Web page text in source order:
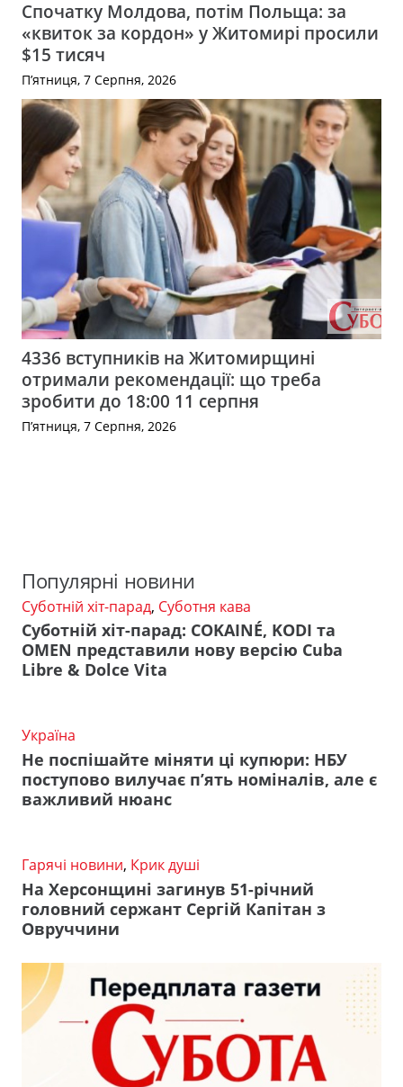
Спочатку Молдова, потім Польща: за
«квиток за кордон» у Житомирі просили
$15 тисяч
П’ятниця, 7 Серпня, 2026
4336 вступників на Житомирщині
отримали рекомендації: що треба
зробити до 18:00 11 серпня
П’ятниця, 7 Серпня, 2026
Популярні новини
Суботній хіт-парад, Суботня кава
Суботній хіт-парад: COKAINÉ, KODI та
OMEN представили нову версію Cuba
Libre & Dolce Vita
Україна
Не поспішайте міняти ці купюри: НБУ
поступово вилучає п’ять номіналів, але є
важливий нюанс
Гарячі новини, Крик душі
На Херсонщині загинув 51-річний
головний сержант Сергій Капітан з
Овруччини